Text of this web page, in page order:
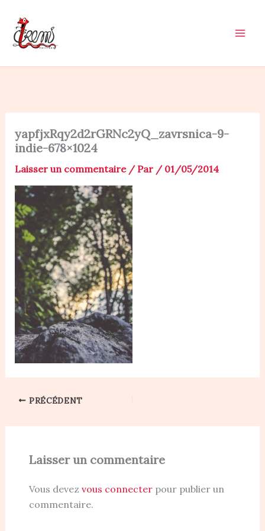
contenu
yapfjxRqy2d2rGRNc2yQ_zavrsnica-9-
indie-678×1024
Laisser un commentaire / Par / 01/05/2014
PRÉCÉDENT
Laisser un commentaire
Vous devez vous connecterpour publier un
commentaire.